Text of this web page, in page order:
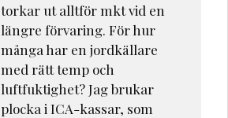
torkar ut alltför mkt vid en
längre förvaring. För hur
många har en jordkällare
med rätt temp och
luftfuktighet? Jag brukar
plocka i ICA-kassar, som